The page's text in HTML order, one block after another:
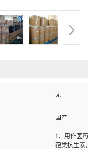
无
国产
1、用作医
孢类抗生素